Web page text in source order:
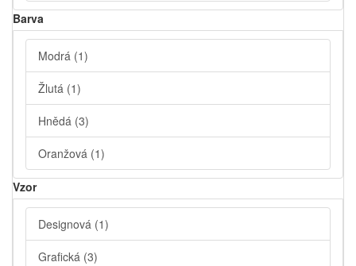
Barva
Modrá (1)
Žlutá (1)
Hnědá (3)
Oranžová (1)
Vzor
Designová (1)
Grafická (3)